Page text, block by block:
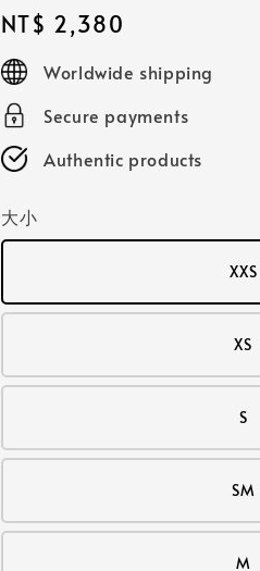
Regular
price
NT$ 2,380
Worldwide shipping
Secure payments
Authentic products
大小
XXS
XS
S
SM
M